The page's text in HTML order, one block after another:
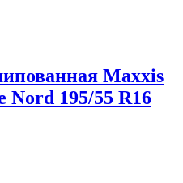
Maxxis
Nord 195/55 R16